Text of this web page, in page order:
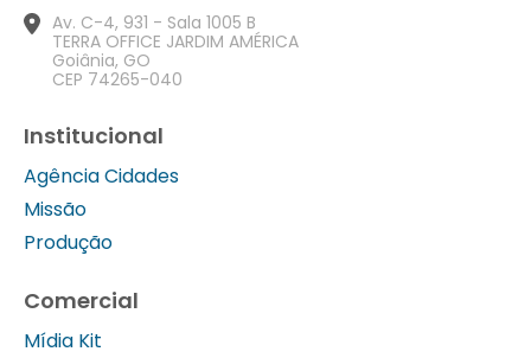
Av. C-4, 931 - Sala 1005 B
TERRA OFFICE JARDIM AMÉRICA
Goiânia, GO
CEP 74265-040
Institucional
Agência Cidades
Missão
Produção
Comercial
Mídia Kit